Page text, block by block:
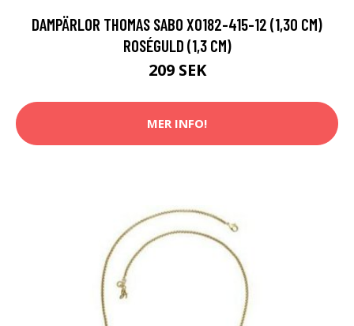
DAMPÄRLOR THOMAS SABO X0182-415-12 (1,30 CM)
ROSÉGULD (1,3 CM)
209 SEK
MER INFO!